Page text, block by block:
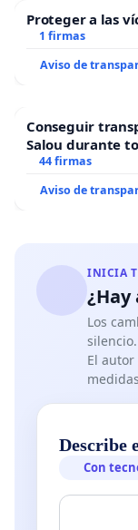
Proteger a las
1 firmas
Aviso de
Conseguir
Salou durante
44 firmas
Aviso de
INICIA
Los
silencio.
El
Describe
Con